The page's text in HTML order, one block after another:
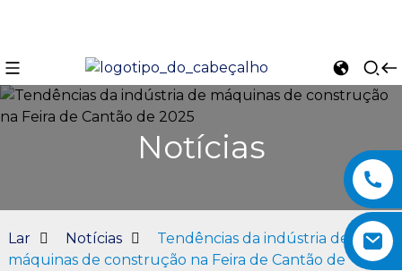
Notícias
Lar Notícias
Tendências da indústria de
máquinas de construção na Feira de Cantão de